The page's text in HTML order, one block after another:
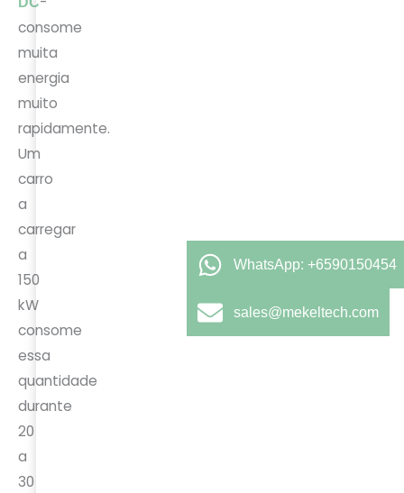
consome
muita
energia
muito
rapidamente.
Um
carro
a
carregar
a
150
kW
consome
essa
quantidade
durante
20
a
30
WhatsApp: +6590150454
sales@mekeltech.com